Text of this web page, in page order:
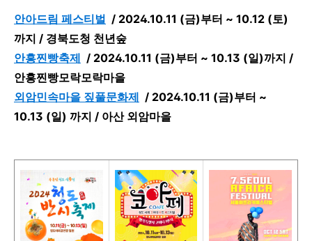
안아드림 페스티벌 / 2024.10.11 (금)부터 ~ 10.12 (토)
까지 / 경북도청 천년숲
안흥찐빵축제 / 2024.10.11 (금)부터 ~ 10.13 (일)까지 /
안흥찐빵모락모락마을
외암민속마을 짚풀문화제 / 2024.10.11 (금)부터 ~
10.13 (일) 까지 / 아산 외암마을